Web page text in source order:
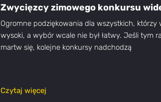
Zwycięzcy zimowego konkursu
Ogromne podziękowania dla wszystkich, którzy
wysoki, a wybór wcale nie był łatwy. Jeśli tym
martw się, kolejne konkursy nadchodzą
Czytaj więcej